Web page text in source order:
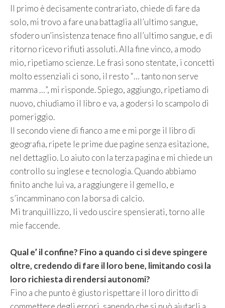
Il primo è decisamente contrariato, chiede di fare da
solo, mi trovo a fare una battaglia all’ultimo sangue,
sfodero un’insistenza tenace fino all’ultimo sangue, e di
ritorno ricevo rifiuti assoluti. Alla fine vinco, a modo
mio, ripetiamo scienze. Le frasi sono stentate, i concetti
molto essenziali ci sono, il resto “… tanto non serve
mamma …”, mi risponde. Spiego, aggiungo, ripetiamo di
nuovo, chiudiamo il libro e va, a godersi lo scampolo di
pomeriggio.
Il secondo viene di fianco a me e mi porge il libro di
geografia, ripete le prime due pagine senza esitazione,
nel dettaglio. Lo aiuto con la terza pagina e mi chiede un
controllo su inglese e tecnologia. Quando abbiamo
finito anche lui va, a raggiungere il gemello, e
s’incamminano con la borsa di calcio.
Mi tranquillizzo, li vedo uscire spensierati, torno alle
mie faccende.
Qual e’ il confine? Fino a quando ci si deve spingere
oltre, credendo di fare il loro bene, limitando così la
loro richiesta di rendersi autonomi?
Fino a che punto è giusto rispettare il loro diritto di